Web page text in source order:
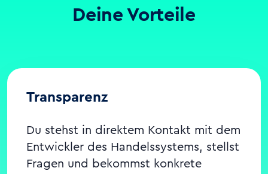
Deine Vorteile
Transparenz
Du stehst in direktem Kontakt mit dem
Entwickler des Handelssystems, stellst
Fragen und bekommst konkrete